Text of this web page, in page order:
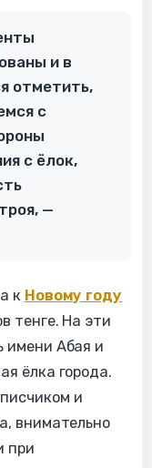
и в
отметить,
с
с ёлок,
—
к Новому году
тенге. На эти
имени Абая и
ёлка города.
и
внимательно
при